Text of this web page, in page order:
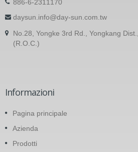
886-6-2311170
daysun.info@day-sun.com.tw
No.28, Yongke 3rd Rd., Yongkang
(R.O.C.)
Informazioni
Pagina principale
Azienda
Prodotti